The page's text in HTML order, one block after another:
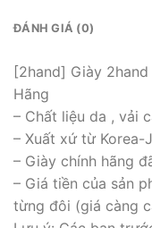
ĐÁNH GIÁ (0)
[2hand] Giày
Hãng
– Chất liệu da , vải
– Xuất xứ từ Korea-
– Giày chính hãng
– Giá tiền của sản
từng đôi (giá càng